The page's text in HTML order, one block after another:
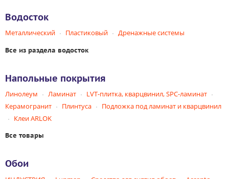
Водосток
Металлический Пластиковый Дренажные системы
Все из раздела водосток
Напольные покрытия
Линолеум Ламинат
LVT-плитка, кварцвинил, SPC-ламинат
Керамогранит
Плинтуса
Подложка под ламинат и кварцвинил
Клеи ARLOK
Все товары
Обои